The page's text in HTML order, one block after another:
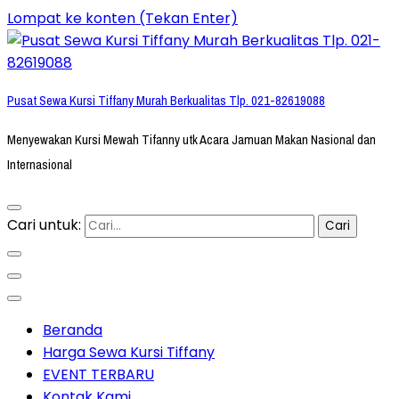
Lompat ke konten (Tekan Enter)
Pusat Sewa Kursi Tiffany Murah Berkualitas Tlp. 021-82619088
Menyewakan Kursi Mewah Tifanny utk Acara Jamuan Makan Nasional dan
Internasional
Cari untuk:
Beranda
Harga Sewa Kursi Tiffany
EVENT TERBARU